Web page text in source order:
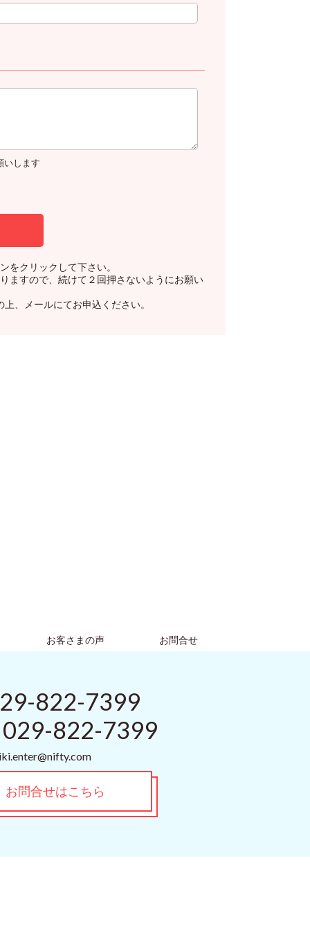
します
をクリックして下さい。
ますので、続けて２回押さないようにお願い
、メールにてお申込ください。
お客さまの声 お問合せ
822-7399
029-822-7399
お問合せはこちら